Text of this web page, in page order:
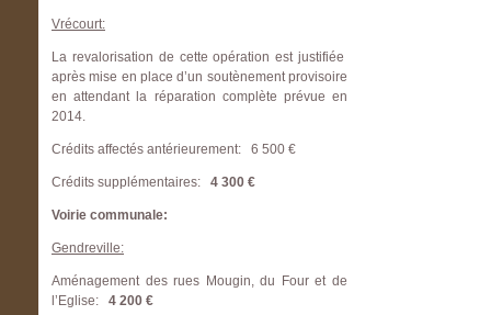
Vrécourt:
La revalorisation de cette opération est justifiée
après mise en place d’un soutènement provisoire
en attendant la réparation complète prévue en
2014.
Crédits affectés antérieurement: 6 500 €
Crédits supplémentaires: 4 300 €
Voirie communale:
Gendreville:
Aménagement des rues Mougin, du Four et de
l’Eglise:
4 200 €